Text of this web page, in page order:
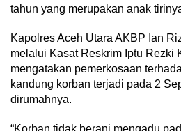
tahun yang merupakan anak
Kapolres Aceh Utara AKBP Ian
melalui Kasat Reskrim Iptu Rezki
mengatakan pemerkosaan
kandung korban terjadi pada 2
dirumahnya.
“Korban tidak berani mengadu